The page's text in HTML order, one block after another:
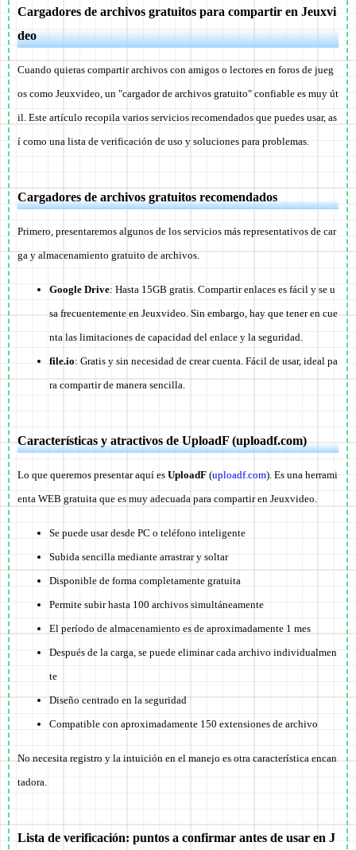
Cargadores de archivos gratuitos para compartir en Jeuxvi
deo
Cuando quieras compartir archivos con amigos o lectores en foros de jueg
os como Jeuxvideo, un "cargador de archivos gratuito" confiable es muy út
il. Este artículo recopila varios servicios recomendados que puedes usar, as
í como una lista de verificación de uso y soluciones para problemas.
Cargadores de archivos gratuitos recomendados
Primero, presentaremos algunos de los servicios más representativos de car
ga y almacenamiento gratuito de archivos.
Google Drive: Hasta 15GB gratis. Compartir enlaces es fácil y se u
sa frecuentemente en Jeuxvideo. Sin embargo, hay que tener en cue
nta las limitaciones de capacidad del enlace y la seguridad.
file.io: Gratis y sin necesidad de crear cuenta. Fácil de usar, ideal pa
ra compartir de manera sencilla.
Características y atractivos de UploadF (uploadf.com)
Lo que queremos presentar aquí es UploadF (uploadf.com). Es una herrami
enta WEB gratuita que es muy adecuada para compartir en Jeuxvideo.
Se puede usar desde PC o teléfono inteligente
Subida sencilla mediante arrastrar y soltar
Disponible de forma completamente gratuita
Permite subir hasta 100 archivos simultáneamente
El período de almacenamiento es de aproximadamente 1 mes
Después de la carga, se puede eliminar cada archivo individualmen
te
Diseño centrado en la seguridad
Compatible con aproximadamente 150 extensiones de archivo
No necesita registro y la intuición en el manejo es otra característica encan
tadora.
Lista de verificación: puntos a confirmar antes de usar en J